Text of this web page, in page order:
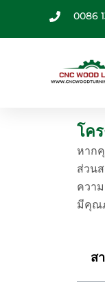
0086
โค
หาก
ส่วน
ควา
มีคุณ
ส